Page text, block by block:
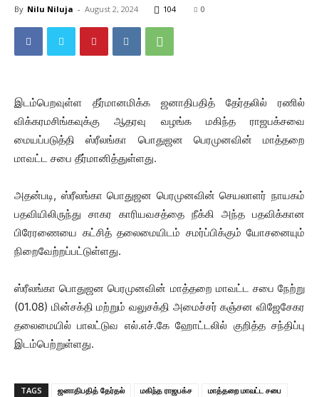
By Nilu Niluja - August 2, 2024 104 0
இடம்பெறவுள்ள தீர்மானமிக்க ஜனாதிபதித் தேர்தலில் ரணில்
விக்கரமசிங்கவுக்கு ஆதரவு வழங்க மகிந்த ராஜபக்சவை
மையப்படுத்தி ஸ்ரீலங்கா பொதுஜன பெரமுனவின் மாத்தறை
மாவட்ட சபை தீர்மானித்துள்ளது.
அதன்படி, ஸ்ரீலங்கா பொதுஜன பெரமுனவின் செயலாளர் நாயகம்
பதவியிலிருந்து சாகர காரியவசத்தை நீக்கி அந்த பதவிக்கான
பிரேரணையை கட்சித் தலைமையிடம் சமர்ப்பிக்கும் யோசனையும்
நிறைவேற்றப்பட்டுள்ளது.
ஸ்ரீலங்கா பொதுஜன பெரமுனவின் மாத்தறை மாவட்ட சபை நேற்று
(01.08) மின்சக்தி மற்றும் வலுசக்தி அமைச்சர் கஞ்சன விஜேசேகர
தலைமையில் பாலட்டுவ எல்.எச்.கே ஹோட்டலில் குறித்த சந்திப்பு
இடம்பெற்றுள்ளது.
TAGS ஜனாதிபதித் தேர்தல் மகிந்த ராஜபக்ச
மாத்தறை மாவட்ட சபை